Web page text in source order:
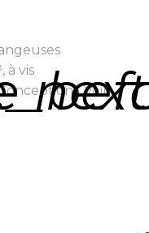
à vis
Voir